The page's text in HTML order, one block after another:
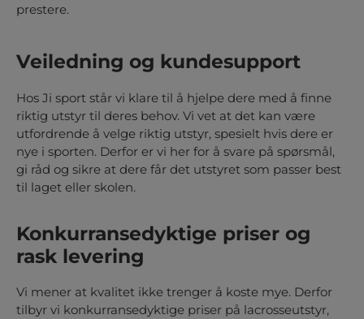
prestere.
Veiledning og kundesupport
Hos Ji sport står vi klare til å hjelpe dere med å finne
riktig utstyr til deres behov. Vi vet at det kan være
utfordrende å velge riktig utstyr, spesielt hvis dere er
nye i sporten. Derfor er vi her for å svare på spørsmål,
gi råd og sikre at dere får det utstyret som passer best
til laget eller skolen.
Konkurransedyktige priser og
rask levering
Vi mener at kvalitet ikke trenger å koste mye. Derfor
tilbyr vi konkurransedyktige priser på lacrosseutstyr,